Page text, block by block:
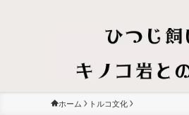
ホーム トルコ文化